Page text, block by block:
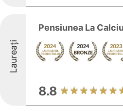
Laureați
Pensiunea La
8.8